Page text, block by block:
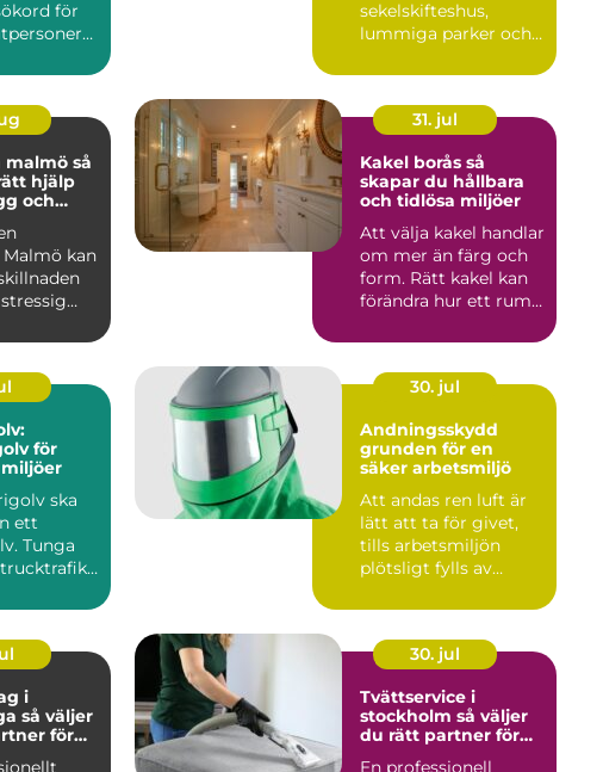
för
sekelskifteshus,
lummiga parker och
kvartersliv. Här m&...
så
hjälp
och
kan
31. jul
Kakel borås så
skapar du hållbara
och tidlösa miljöer
Att välja kakel handlar
om mer än färg och
form. Rätt kakel kan
förändra hur ett rum
för
ska
ett
Tunga
30. jul
Andningsskydd
grunden för en
säker arbetsmiljö
Att andas ren luft är
lätt att ta för givet,
tills arbetsmiljön
plötsligt fylls av
i
för
30. jul
Tvättservice i
stockholm så väljer
du rätt partner för
En professionell